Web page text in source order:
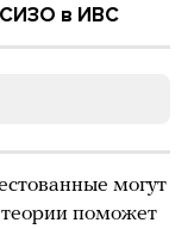
СИЗО в ИВС
могут
поможет